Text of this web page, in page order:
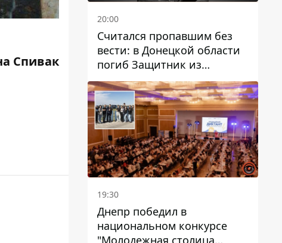
Спивак
20:00
Считался пропавшим без
вести: в Донецкой области
погиб Защитник из
Каменского Антон
Красовский
19:30
Днепр победил в
национальном конкурсе
"Молодежная столица